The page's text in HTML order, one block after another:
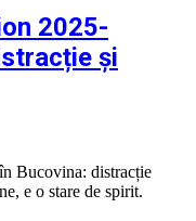
2025-
și
Bucovina: distracție
e o stare de spirit.